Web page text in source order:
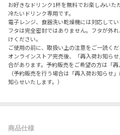
お好きなドリンク1杯を無料でお楽しみいた
冷たいドリンク専用です。
電子レンジ、食器洗い乾燥機には対応してい
フタは完全密封ではありません。フタが外
けください。
ご使用の前に、取扱い上の注意をご一読くだ
オンラインストア完売後、「再入荷お知ら
合があります。予約販売をご希望の方は「
（予約販売を行う場合は「再入荷お知らせ
知らせいたします。）
商品仕様